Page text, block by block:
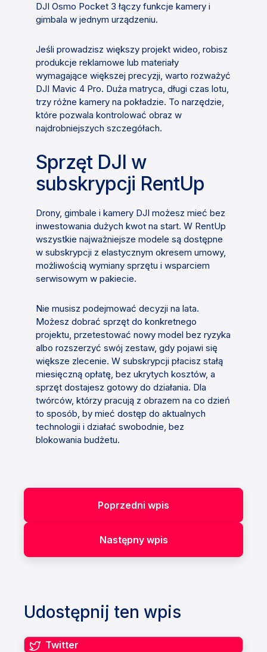
DJI Osmo Pocket 3 łączy funkcje kamery i
gimbala w jednym urządzeniu.
Jeśli prowadzisz większy projekt wideo, robisz
produkcje reklamowe lub materiały
wymagające większej precyzji, warto rozważyć
DJI Mavic 4 Pro. Duża matryca, długi czas lotu,
trzy różne kamery na pokładzie. To narzędzie,
które pozwala kontrolować obraz w
najdrobniejszych szczegółach.
Sprzęt DJI w
subskrypcji RentUp
Drony, gimbale i kamery DJI możesz mieć bez
inwestowania dużych kwot na start. W RentUp
wszystkie najważniejsze modele są dostępne
w subskrypcji z elastycznym okresem umowy,
możliwością wymiany sprzętu i wsparciem
serwisowym w pakiecie.
Nie musisz podejmować decyzji na lata.
Możesz dobrać sprzęt do konkretnego
projektu, przetestować nowy model bez ryzyka
albo rozszerzyć swój zestaw, gdy pojawi się
większe zlecenie. W subskrypcji płacisz stałą
miesięczną opłatę, bez ukrytych kosztów, a
sprzęt dostajesz gotowy do działania. Dla
twórców, którzy pracują z obrazem na co dzień
to sposób, by mieć dostęp do aktualnych
technologii i działać swobodnie, bez
blokowania budżetu.
Poprzedni wpis
Następny wpis
Udostępnij ten wpis
Twitter